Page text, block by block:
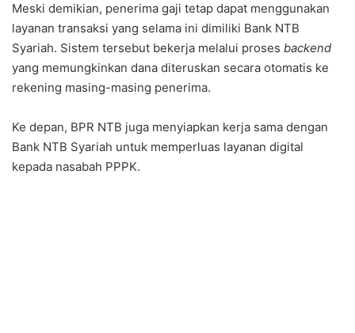
Meski demikian, penerima gaji tetap dapat menggunakan
layanan transaksi yang selama ini dimiliki Bank NTB
Syariah. Sistem tersebut bekerja melalui proses backend
yang memungkinkan dana diteruskan secara otomatis ke
rekening masing-masing penerima.
Ke depan, BPR NTB juga menyiapkan kerja sama dengan
Bank NTB Syariah untuk memperluas layanan digital
kepada nasabah PPPK.